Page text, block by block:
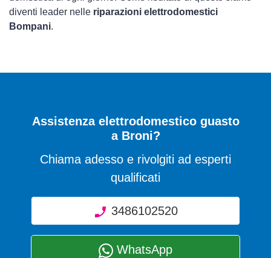
diventi leader nelle riparazioni elettrodomestici
Bompani.
Assistenza elettrodomestico guasto
a Broni?
Chiama adesso e rivolgiti ad esperti
qualificati
3486102520
WhatsApp